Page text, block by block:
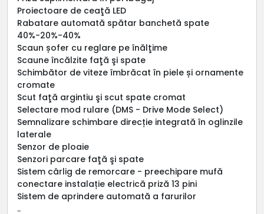
Proiectoare de ceaţă LED
Rabatare automată spătar banchetă spate
40%-20%-40%
Scaun șofer cu reglare pe înălţime
Scaune încălzite faţă şi spate
Schimbător de viteze îmbrăcat în piele și ornamente
cromate
Scut faţă argintiu şi scut spate cromat
Selectare mod rulare (DMS - Drive Mode Select)
Semnalizare schimbare direcție integrată în oglinzile
laterale
Senzor de ploaie
Senzori parcare faţă şi spate
Sistem cârlig de remorcare - preechipare mufă
conectare instalație electrică priză 13 pini
Sistem de aprindere automată a farurilor
..